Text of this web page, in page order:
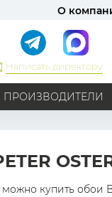
О
Написать директору
ПРОИЗВОДИТЕЛИ
стиль
Японский стиль Все
купить обои